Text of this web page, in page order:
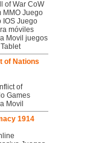
of War CoW
MMO Juego
IOS Juego
móviles
Movil juegos
of Nations
of
Games
Movil
1914